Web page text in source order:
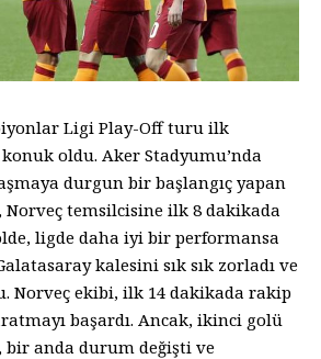
Ligi Play-Off turu ilk
konuk oldu. Aker Stadyumu’nda
durgun bir başlangıç yapan
Norveç temsilcisine ilk 8 dakikada
ligde daha iyi bir performansa
kalesini sık sık zorladı ve
Norveç ekibi, ilk 14 dakikada rakip
başardı. Ancak, ikinci golü
bir anda durum değişti ve